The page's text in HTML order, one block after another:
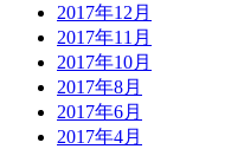
2017年12月
2017年11月
2017年10月
2017年8月
2017年6月
2017年4月